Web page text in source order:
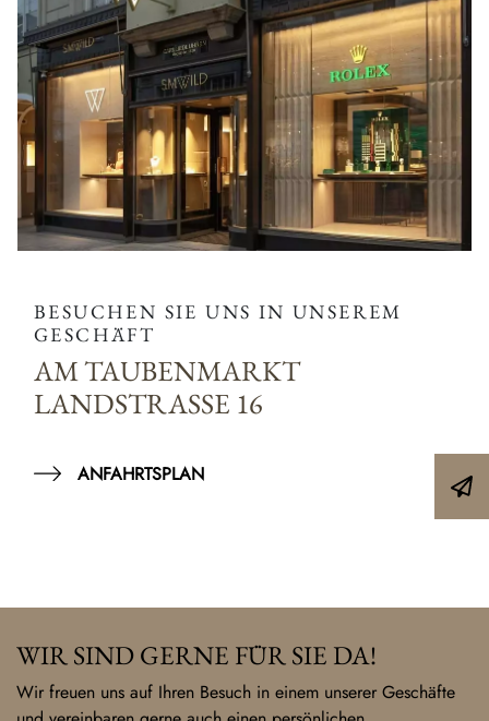
BESUCHEN SIE UNS IN UNSEREM
GESCHÄFT
AM TAUBENMARKT
LANDSTRASSE 16
ANFAHRTSPLAN
WIR SIND GERNE FÜR SIE DA!
Wir freuen uns auf Ihren Besuch in einem unserer Geschäfte